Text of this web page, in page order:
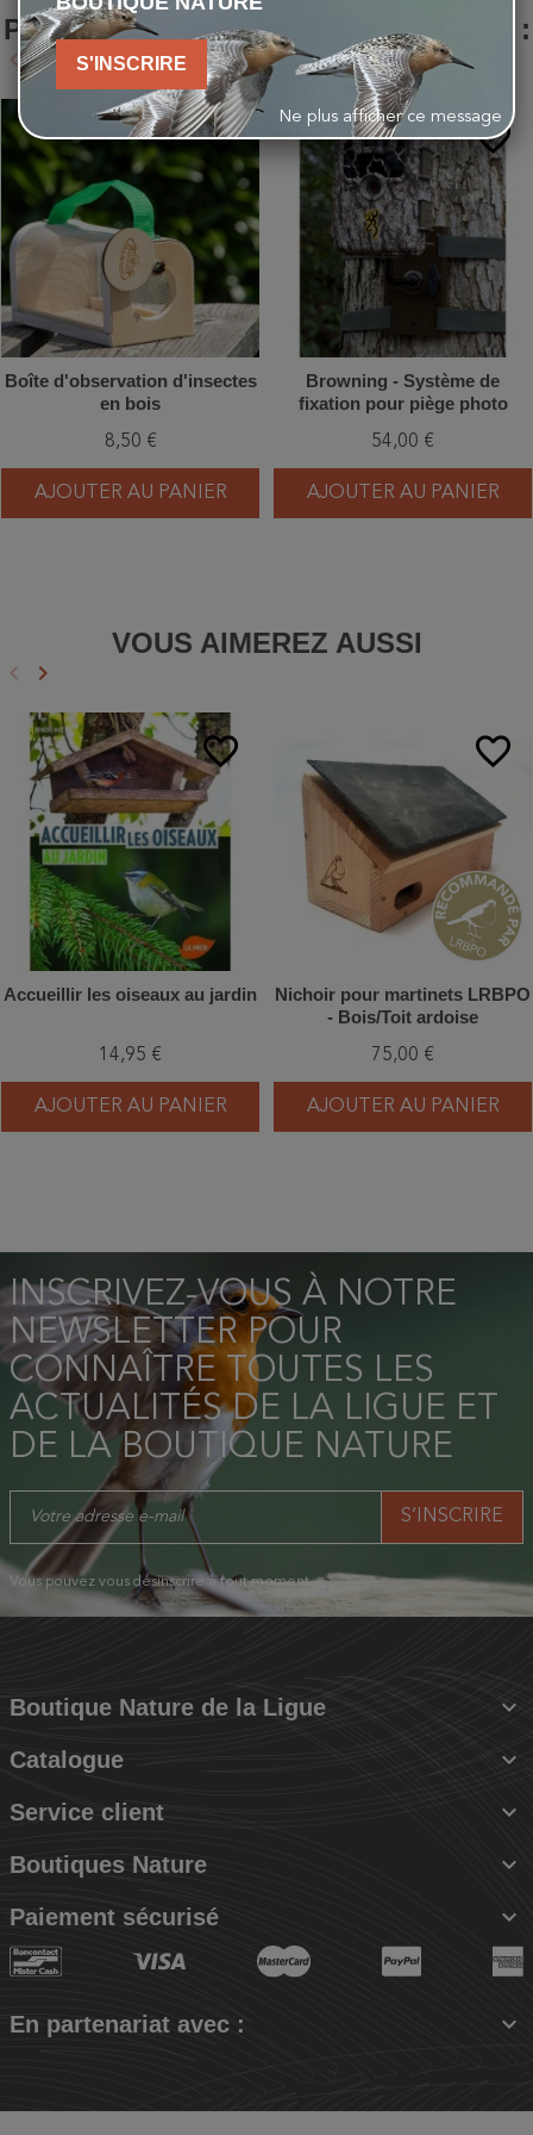
PRODUIT ONT ÉGALEMENT ACHETÉ :
Précédent
keyboard_arrow_left Suivant
keyboard_arrow_right
favorite_border
Boîte d'observation d'insectes
en bois
8,50 €
AJOUTER AU PANIER
favorite_border
Browning - Système de
fixation pour piège photo
54,00 €
AJOUTER AU PANIER
VOUS AIMEREZ AUSSI
Précédent
keyboard_arrow_left Suivant
keyboard_arrow_right
favorite_border
Accueillir les oiseaux au jardin
14,95 €
AJOUTER AU PANIER
favorite_border
Nichoir pour martinets LRBPO
- Bois/Toit ardoise
75,00 €
AJOUTER AU PANIER
INSCRIVEZ-VOUS À NOTRE
NEWSLETTER POUR
CONNAÎTRE TOUTES LES
ACTUALITÉS DE LA LIGUE ET
DE LA BOUTIQUE NATURE
Vous pouvez vous désinscrire à tout moment.
Boutique Nature de la Ligue 
Catalogue 
Service client 
Boutiques Nature 
Paiement sécurisé 
En partenariat avec : 
S'INSCRIRE
Ne plus afficher ce message